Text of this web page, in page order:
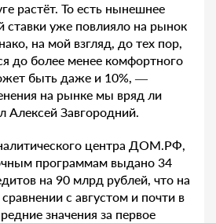
растёт. То есть нынешнее
ставки уже повлияло на рынок
на мой взгляд, до тех пор,
до более менее комфортного
быть даже и 10%, —
на рынке мы вряд ли
Алексей Завгородний.
центра ДОМ.PФ,
программам выдано 34
на 90 млрд рублей, что на
с августом и почти в
значения за первое